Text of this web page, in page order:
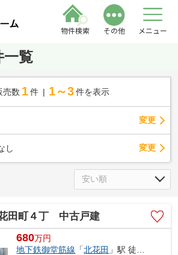
物件検索 その他 メニュー
一覧
売数 1 件 1～3 件を表示
変更
し 変更
田町４丁 中古戸建
680万円
地下鉄御堂筋線 「北花田 」駅 徒歩10分